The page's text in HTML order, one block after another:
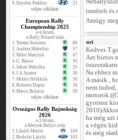
9.Hayden Paddon 21
teljes táblázat
European Rally
Championship 2025
a 4.futam,
a Rally Poland után
1.Teemu Suninen
80
2.Andrea Mabelini
57
3.Miko Marczyk
47
4.G. Basso
45
5.Jakub Matulka
35
6.J.A.Suarez
30
7.Mikko Heikkila
30
8.Roberto Dapra
30
9.Marco Bulacia 30
teljes táblázat
Országos Rally Bajnokság
2026
a 3.futam,
a Mecsek Rallye után
1.László Martin
104
2.Bodolai László
103
ismételt és
Amúgy
ori
Kedves
Azt biztos
Na ehhez
A másik ,
nem
gyorson
ha még azt
a végén
és még